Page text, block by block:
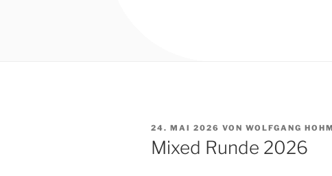
VERÖFFENTLICHT
AM
24. MAI 2026 VON WOLFGANG
Mixed Runde 2026